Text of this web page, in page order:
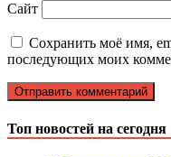
Сайт
Сохранить моё имя,
последующих моих
Топ новостей на сегодня